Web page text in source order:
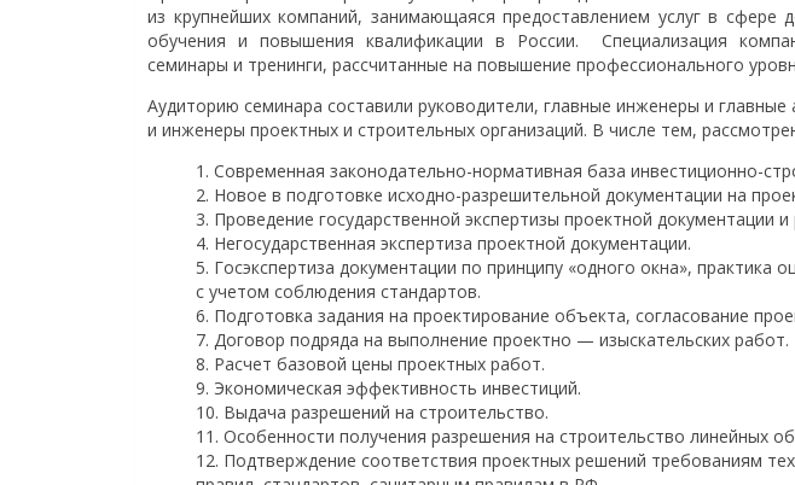
из крупнейших компаний, занимающаяся предоставлением услуг в сфере
обучения и повышения квалификации в России. Специализация
семинары и тренинги, рассчитанные на повышение профессионального
Аудиторию семинара составили руководители, главные инженеры и
и инженеры проектных и строительных организаций. В числе тем,
Современная законодательно-нормативная база инвестиционно-
Новое в подготовке исходно-разрешительной документации на
Проведение государственной экспертизы проектной документации
Негосударственная экспертиза проектной документации.
Госэкспертиза документации по принципу «одного окна», практика
с учетом соблюдения стандартов.
Подготовка задания на проектирование объекта, согласование
Договор подряда на выполнение проектно — изыскательских работ.
Расчет базовой цены проектных работ.
Экономическая эффективность инвестиций.
Выдача разрешений на строительство.
Особенности получения разрешения на строительство линейных
Подтверждение соответствия проектных решений требованиям